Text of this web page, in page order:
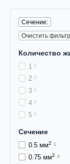
Сечение:
Очистить фильтр
Количество
1 0
2 0
3 0
4 0
5 0
Сечение
0.5 мм2 1
0.75 мм2 4